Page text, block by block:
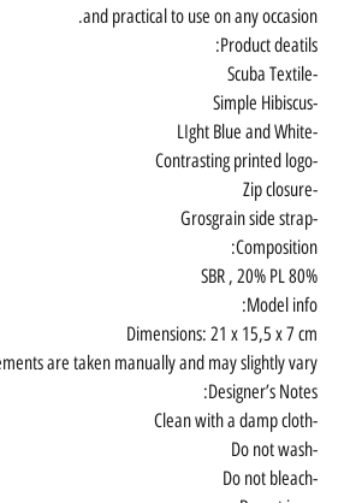
and practical to use on any occasion.
Product deatils:
-Scuba Textile
-Simple Hibiscus
-LIght Blue and White
-Contrasting printed logo
-Zip closure
-Grosgrain side strap
Composition:
80% SBR , 20% PL
Model info:
Dimensions: 21 x 15,5 x 7 cm
are taken manually and may slightly vary.
Designer’s Notes:
-Clean with a damp cloth
-Do not wash
-Do not bleach